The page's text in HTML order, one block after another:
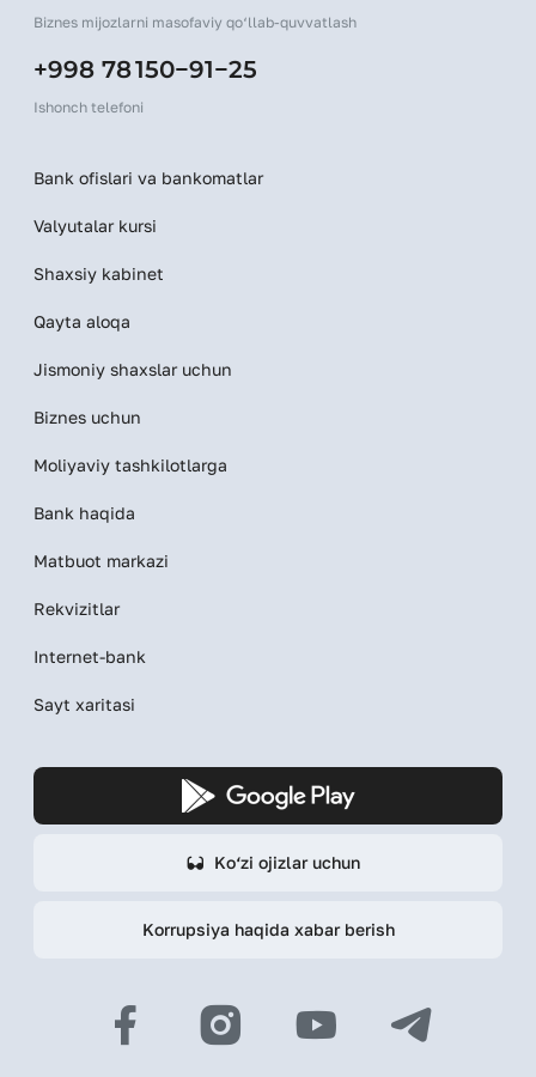
Biznes mijozlarni masofaviy qo‘llab-quvvatlash
+998 78 150−91−25
Ishonch telefoni
Bank ofislari va bankomatlar
Valyutalar kursi
Shaxsiy kabinet
Qayta aloqa
Jismoniy shaxslar uchun
Biznes uchun
Moliyaviy tashkilotlarga
Bank haqida
Matbuot markazi
Rekvizitlar
Internet-bank
Sayt xaritasi
Ko‘zi ojizlar uchun
Korrupsiya haqida xabar berish